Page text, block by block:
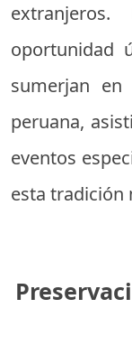
oportunidad
sumerjan
peruana,
eventos
esta tradición